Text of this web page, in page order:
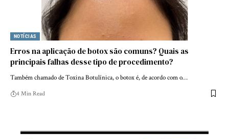
NOTÍCIAS
Erros na aplicação de botox são comuns? Quais as
principais falhas desse tipo de procedimento?
Também chamado de Toxina Botulínica, o botox é, de acordo com o…
4 Min Read